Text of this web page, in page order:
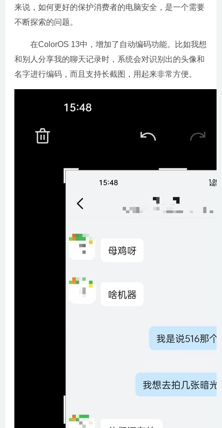
来说，如何更好的保护消费者的电脑安全，是一个需要
不断探索的问题。
在ColorOS 13中，增加了自动编码功能。比如我想
和别人分享我的聊天记录时，系统会对识别出的头像和
名字进行编码，而且支持长截图，用起来非常方便。